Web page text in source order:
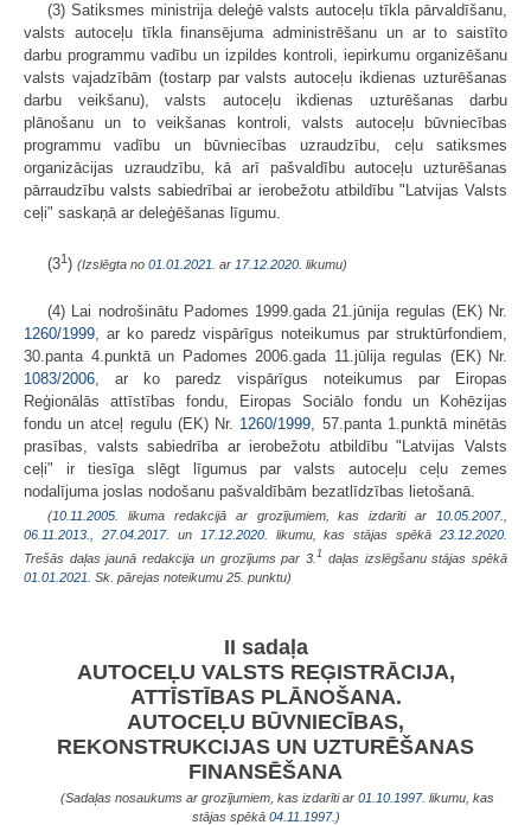
(3) Satiksmes ministrija deleģē valsts autoceļu tīkla pārvaldīšanu,
valsts autoceļu tīkla finansējuma administrēšanu un ar to saistīto
darbu programmu vadību un izpildes kontroli, iepirkumu organizēšanu
valsts vajadzībām (tostarp par valsts autoceļu ikdienas uzturēšanas
darbu veikšanu), valsts autoceļu ikdienas uzturēšanas darbu
plānošanu un to veikšanas kontroli, valsts autoceļu būvniecības
programmu vadību un būvniecības uzraudzību, ceļu satiksmes
organizācijas uzraudzību, kā arī pašvaldību autoceļu uzturēšanas
pārraudzību valsts sabiedrībai ar ierobežotu atbildību "Latvijas Valsts
ceļi" saskaņā ar deleģēšanas līgumu.
(31) (Izslēgta no 01.01.2021. ar 17.12.2020 . likumu)
(4) Lai nodrošinātu Padomes 1999.gada 21.jūnija regulas (EK) Nr.
1260/1999, ar ko paredz vispārīgus noteikumus par struktūrfondiem,
30.panta 4.punktā un Padomes 2006.gada 11.jūlija regulas (EK) Nr.
1083/2006, ar ko paredz vispārīgus noteikumus par Eiropas
Reģionālās attīstības fondu, Eiropas Sociālo fondu un Kohēzijas
fondu un atceļ regulu (EK) Nr. 1260/1999, 57.panta 1.punktā minētās
prasības, valsts sabiedrība ar ierobežotu atbildību "Latvijas Valsts
ceļi" ir tiesīga slēgt līgumus par valsts autoceļu ceļu zemes
nodalījuma joslas nodošanu pašvaldībām bezatlīdzības lietošanā.
(10.11.2005 . likuma redakcijā ar grozījumiem, kas izdarīti ar 10.05.2007.
06.11.2013.
27.04.2017. un 17.12.2020. likumu, kas stājas spēkā 23.12.2020.
Trešās daļas jaunā redakcija un grozījums par 3.1 daļas izslēgšanu stājas spēkā
01.01.2021. Sk. pārejas noteikumu 25. punktu)
II sadaļa
AUTOCEĻU VALSTS REĢISTRĀCIJA,
ATTĪSTĪBAS PLĀNOŠANA.
AUTOCEĻU BŪVNIECĪBAS,
REKONSTRUKCIJAS UN UZTURĒŠANAS
FINANSĒŠANA
(Sadaļas nosaukums ar grozījumiem, kas izdarīti ar 01.10.1997. likumu, kas
stājas spēkā 04.11.1997. )